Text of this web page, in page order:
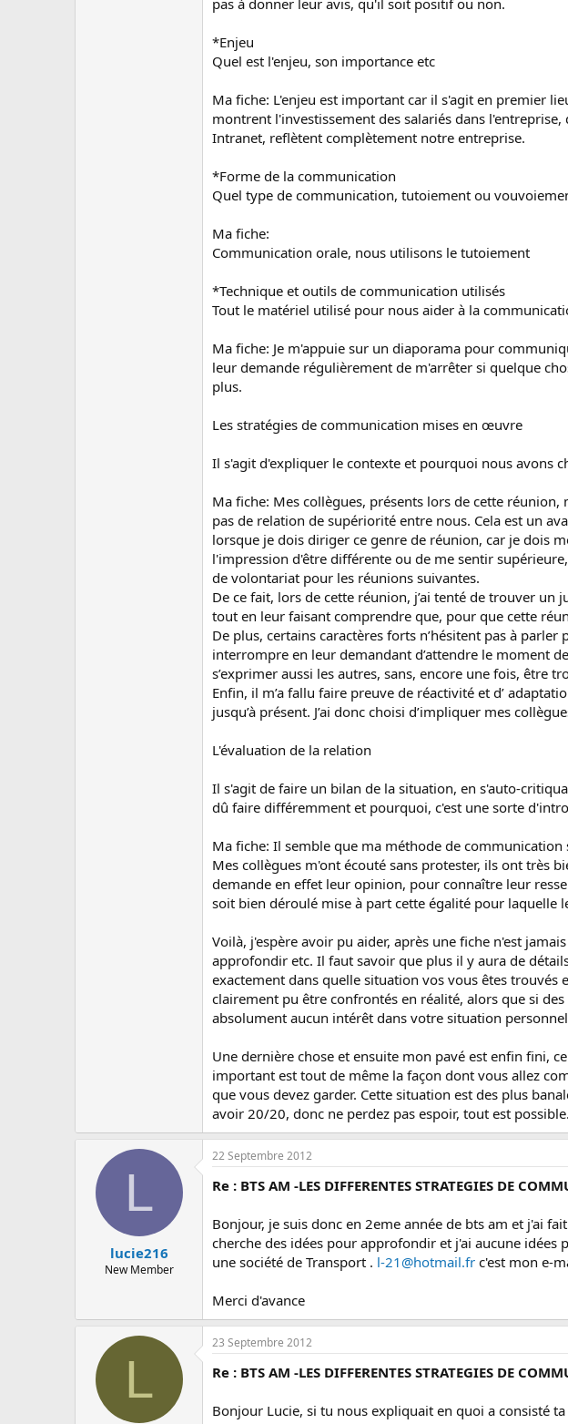
pas à donner leur avis, qu'il soit positif ou non.
*Enjeu
Quel est l'enjeu, son importance etc
Ma fiche: L'enjeu est important car il s'agit en premier
montrent l'investissement des salariés dans
Intranet, reflètent complètement notre entreprise.
*Forme de la communication
Quel type de communication, tutoiement ou
Ma fiche:
Communication orale, nous utilisons le tutoiement
*Technique et outils de communication utilisés
Tout le matériel utilisé pour nous aider à la
Ma fiche: Je m'appuie sur un diaporama pour
leur demande régulièrement de m'arrêter si quelque
plus.
Les stratégies de communication mises en œuvre
Il s'agit d'expliquer le contexte et pourquoi nous avons
Ma fiche: Mes collègues, présents lors de cette
pas de relation de supériorité entre nous. Cela est un
lorsque je dois diriger ce genre de réunion, car je dois
l'impression d'être différente ou de me sentir
de volontariat pour les réunions suivantes.
De ce fait, lors de cette réunion, j’ai tenté de trouver
tout en leur faisant comprendre que, pour que cette
De plus, certains caractères forts n’hésitent pas à
interrompre en leur demandant d’attendre le moment
s’exprimer aussi les autres, sans, encore une fois, être
Enfin, il m’a fallu faire preuve de réactivité et d’
jusqu’à présent. J’ai donc choisi d’impliquer mes
L'évaluation de la relation
Il s'agit de faire un bilan de la situation, en s'auto-
dû faire différemment et pourquoi, c'est une sorte
Ma fiche: Il semble que ma méthode de
Mes collègues m'ont écouté sans protester, ils ont très
demande en effet leur opinion, pour connaître leur
soit bien déroulé mise à part cette égalité pour laquelle
Voilà, j'espère avoir pu aider, après une fiche n'est
approfondir etc. Il faut savoir que plus il y aura de
exactement dans quelle situation vos vous êtes
clairement pu être confrontés en réalité, alors que si
absolument aucun intérêt dans votre situation
Une dernière chose et ensuite mon pavé est enfin fini,
important est tout de même la façon dont vous allez
que vous devez garder. Cette situation est des plus
avoir 20/20, donc ne perdez pas espoir, tout est possible.
L
lucie216
New Member
22 Septembre 2012
Re : BTS AM -LES DIFFERENTES STRATEGIES DE
Bonjour, je suis donc en 2eme année de bts am et j'ai
cherche des idées pour approfondir et j'ai aucune idées
une société de Transport . l-21@hotmail.fr c'est mon e-
Merci d'avance
L
23 Septembre 2012
Re : BTS AM -LES DIFFERENTES STRATEGIES DE
Bonjour Lucie, si tu nous expliquait en quoi a consisté